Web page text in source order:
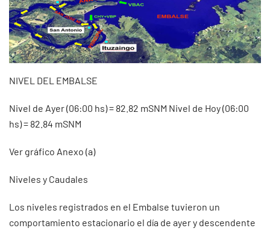
NIVEL DEL EMBALSE
Nivel de Ayer (06:00 hs) = 82.82 mSNM Nivel de Hoy (06:00
hs) = 82.84 mSNM
Ver gráfico Anexo (a)
Niveles y Caudales
Los niveles registrados en el Embalse tuvieron un
comportamiento estacionario el día de ayer y descendente